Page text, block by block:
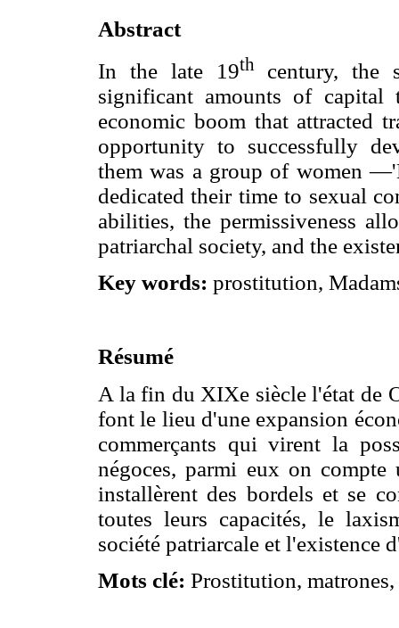
Abstract
In the late 19thcentury, the
significant amounts of
economic boom that attracted
opportunity to successfully
them was a group of women
dedicated their time to sexual
abilities, the permissiveness
patriarchal society, and the
Key words: prostitution,
Résumé
A la fin du XIXe siècle l'état de
font le lieu d'une expansion
commerçants qui virent la
négoces, parmi eux on
installèrent des bordels et se
toutes leurs capacités, le
société patriarcale et l'existence
Mots clé: Prostitution,